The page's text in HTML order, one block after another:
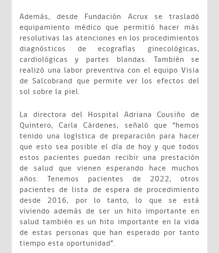
Además, desde Fundación Acrux se trasladó
equipamiento médico que permitió hacer más
resolutivas las atenciones en los procedimientos
diagnósticos de ecografías ginecológicas,
cardiológicas y partes blandas. También se
realizó una labor preventiva con el equipo Visia
de Salcobrand que permite ver los efectos del
sol sobre la piel.
La directora del Hospital Adriana Cousiño de
Quintero, Carla Cárdenes, señaló que “hemos
tenido una logística de preparación para hacer
que esto sea posible el día de hoy y que todos
estos pacientes puedan recibir una prestación
de salud que vienen esperando hace muchos
años. Tenemos pacientes de 2022, otros
pacientes de lista de espera de procedimiento
desde 2016, por lo tanto, lo que se está
viviendo además de ser un hito importante en
salud también es un hito importante en la vida
de estas personas que han esperado por tanto
tiempo esta oportunidad”.